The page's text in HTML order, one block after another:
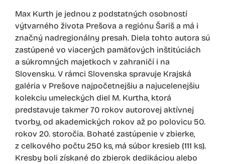
Max Kurth je jednou z podstatných osobností
výtvarného života Prešova a regiónu Šariš a má i
značný nadregionálny presah. Diela tohto autora sú
zastúpené vo viacerých pamäťových inštitúciách
a súkromných majetkoch v zahraničí i na
Slovensku. V rámci Slovenska spravuje Krajská
galéria v Prešove najpočetnejšiu a najucelenejšiu
kolekciu umeleckých diel M. Kurtha, ktorá
predstavuje takmer 70 rokov autorovej aktívnej
tvorby, od akademických rokov až po polovicu 50.
rokov 20. storočia. Bohaté zastúpenie v zbierke,
z celkového počtu 250 ks, má súbor kresieb (111 ks).
Kresby boli získané do zbierok dedikáciou alebo